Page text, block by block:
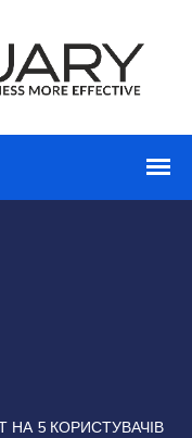
НА 5 КОРИСТУВАЧІВ